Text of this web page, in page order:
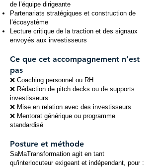
de l’équipe dirigeante
Partenariats stratégiques et construction de
l’écosystème
Lecture critique de la traction et des signaux
envoyés aux investisseurs
Ce que cet accompagnement n’est
pas
❌ Coaching personnel ou RH
❌ Rédaction de pitch decks ou de supports
investisseurs
❌ Mise en relation avec des investisseurs
❌ Mentorat générique ou programme
standardisé
Posture et méthode
SaMaTransformation agit en tant
qu'interlocuteur exigeant et indépendant, pour :